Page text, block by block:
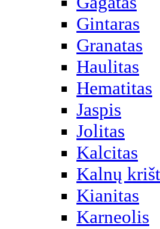
Gintaras
Granatas
Haulitas
Hematitas
Jaspis
Jolitas
Kalcitas
Kalnų
Kianitas
Karneolis